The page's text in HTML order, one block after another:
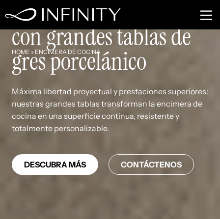
HOME » ENCIMERA DE COCINA
Encimeras de cocina
con grandes tablas de
gres porcelánico
Máxima libertad proyectual y prestaciones superiores:
nuestras grandes tablas transforman la encimera de
cocina en una superficie continua, resistente y
totalmente personalizable.
DESCUBRA MÁS CONTÁCTENOS